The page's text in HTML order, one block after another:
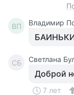
ВП Владимир
СБ Светлана
Доброй
7 лет